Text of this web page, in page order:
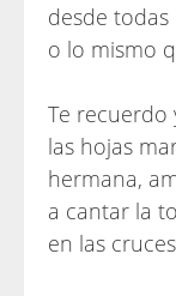
desde todas
o lo mismo
Te recuerdo
las hojas
hermana,
a cantar la
en las